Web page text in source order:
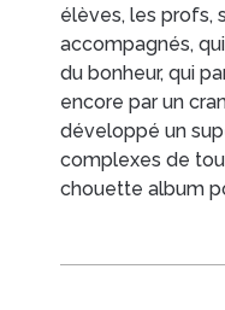
élèves, les profs,
accompagnés,
du bonheur, qui
encore par un
développé un
complexes de
chouette album